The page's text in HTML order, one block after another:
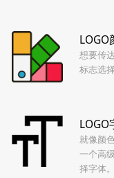
LOGO
想要传
标志选
LOGO
就像颜
一个高
择字体。